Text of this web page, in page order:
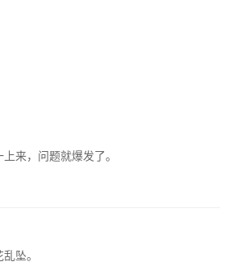
来，问题就爆发了。
坠。